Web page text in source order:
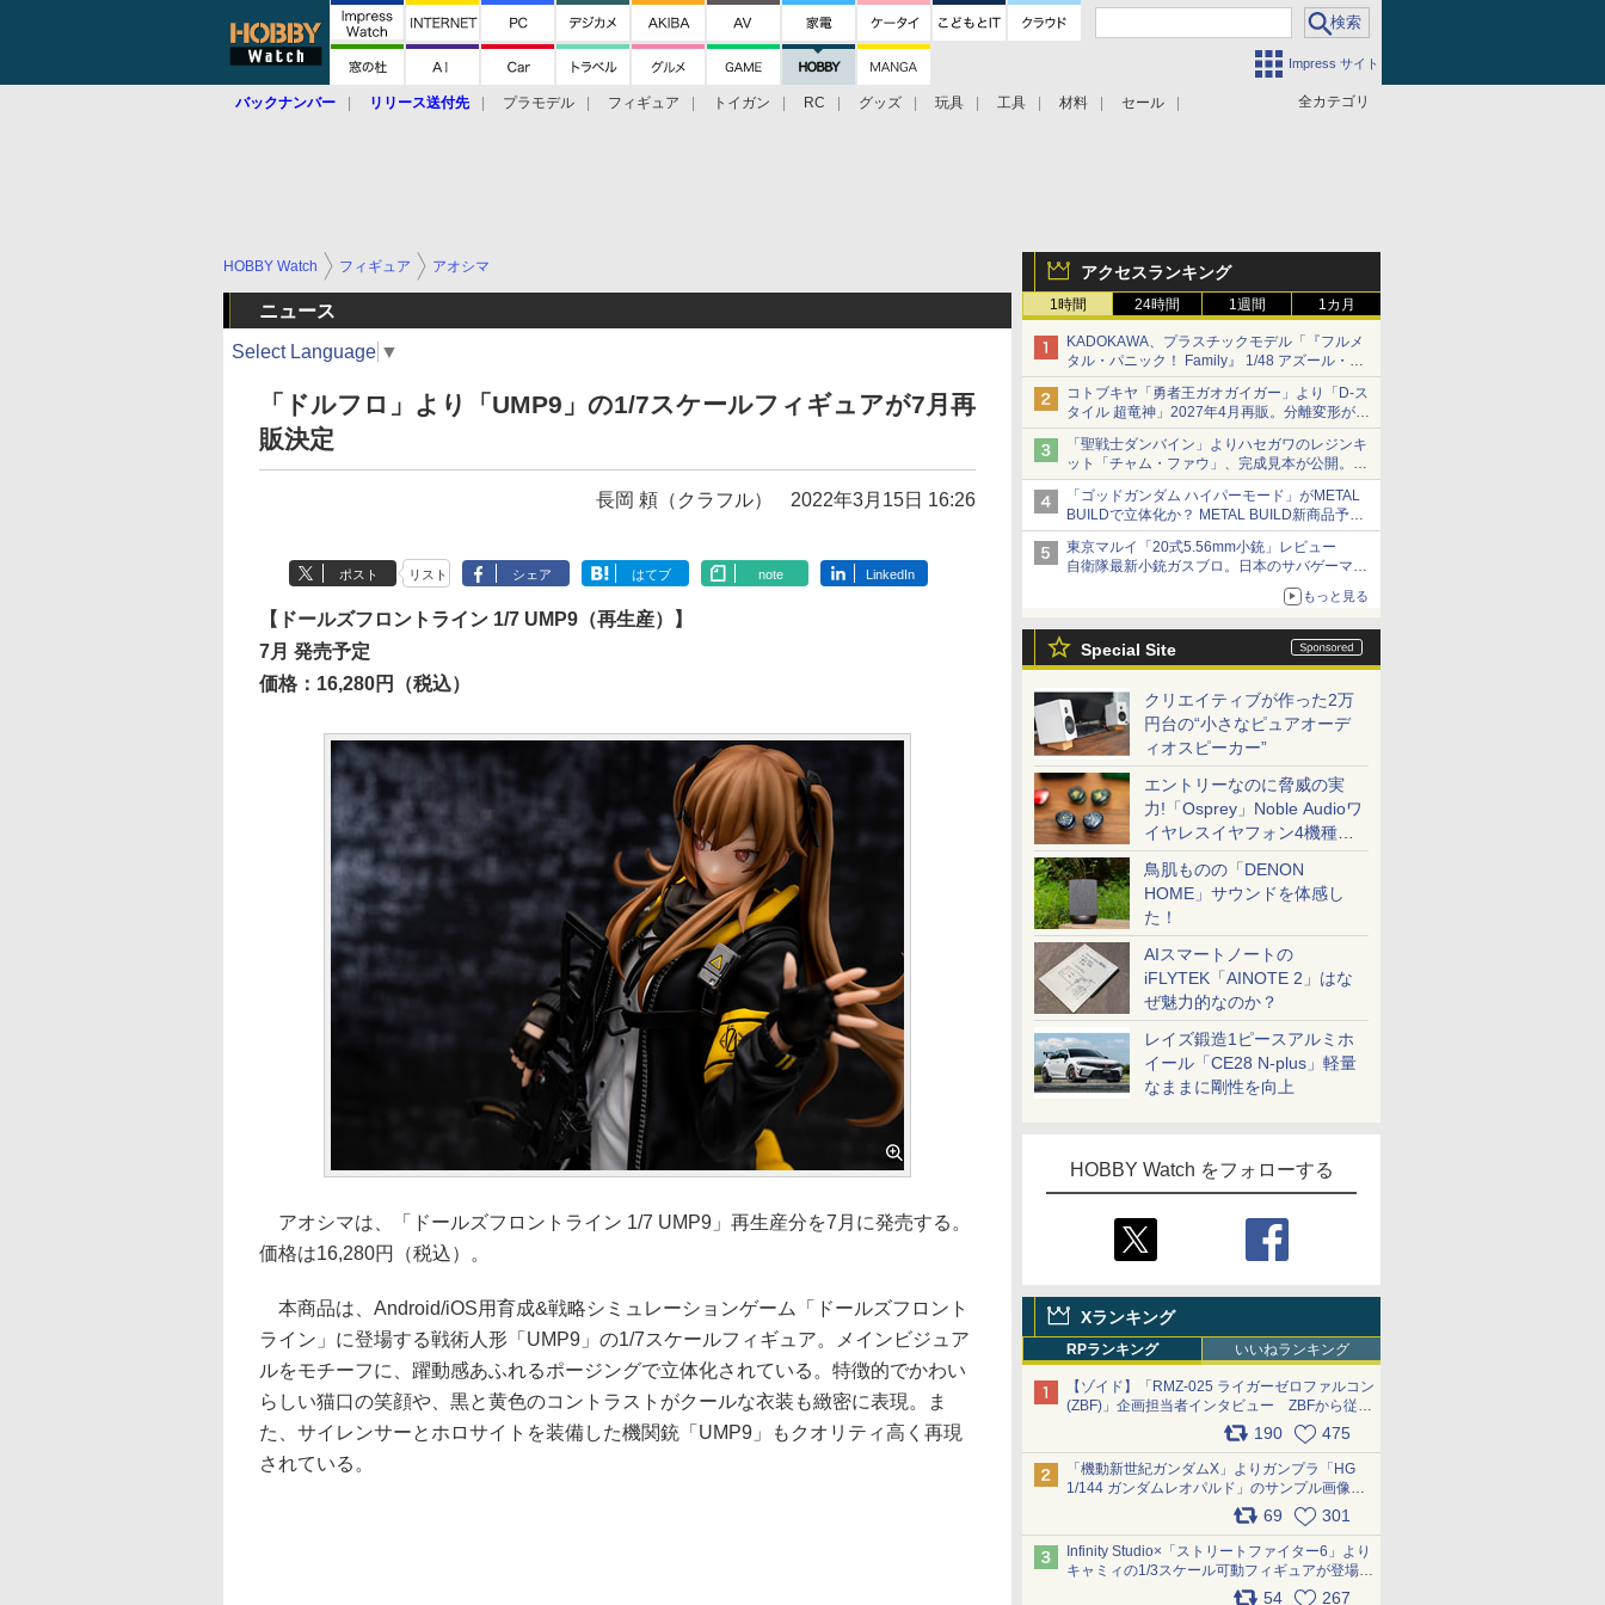
Impress サイト
全カテゴリ
バックナンバー リリース送付先 プラモデル フィギュア トイガン RC グッズ 玩具 工具 材料 セール
アクセスランキング
1時間 24時間 1週間 1カ月
KADOKAWA、プラスチックモデル「『フルメ
タル・パニック！ Family』 1/48 アズール・レ
イヴン」の発売延期を発表
8月から9月に延期
コトブキヤ「勇者王ガオガイガー」より「D-ス
タイル 超竜神」2027年4月再販。分離変形が可
能
「聖戦士ダンバイン」よりハセガワのレジンキ
ット「チャム・ファウ」、完成見本が公開。9
月3日頃発売予定
「ゴッドガンダム ハイパーモード」がMETAL
BUILDで立体化か？ METAL BUILD新商品予告
が公開
東京マルイ「20式5.56mm小銃」レビュー
自衛隊最新小銃ガスブロ。日本のサバゲーマー
もっと見る
Special Site
クリエイティブが作った2万
円台の“小さなピュアオーデ
ィオスピーカー”
エントリーなのに脅威の実
力!「Osprey」Noble Audioワ
イヤレスイヤフォン4機種を
一気に聴く
鳥肌ものの「DENON
HOME」サウンドを体感し
た！
AIスマートノートの
iFLYTEK「AINOTE 2」はな
ぜ魅力的なのか？
レイズ鍛造1ピースアルミホ
イール「CE28 N-plus」軽量
なままに剛性を向上
HOBBY Watch をフォローする
Xランキング
RPランキング いいねランキング
【ゾイド】「RMZ-025 ライガーゼロファルコン
(ZBF)」企画担当者インタビュー ZBFから従来
デザインまで再現可能なボリューム満点のキッ
ト pic.x.com/6zOqQAQKkX
190 475
「機動新世紀ガンダムX」よりガンプラ「HG
1/144 ガンダムレオパルド」のサンプル画像が
69 301
Infinity Studio×「ストリートファイター6」より
キャミィの1/3スケール可動フィギュアが登場
54 267
HOBBY Watch フィギュア アオシマ
ニュース
Select Language ▼
「ドルフロ」より「UMP9」の1/7スケールフィギュアが7月再
販決定
長岡 頼（クラフル） 2022年3月15日 16:26
ポスト リスト シェア はてブ note LinkedIn
【ドールズフロントライン 1/7 UMP9（再生産）】
7月 発売予定
価格：16,280円（税込）
アオシマは、「ドールズフロントライン 1/7 UMP9」再生産分を7月に発売する。
価格は16,280円（税込）。
本商品は、Android/iOS用育成&戦略シミュレーションゲーム「ドールズフロント
ライン」に登場する戦術人形「UMP9」の1/7スケールフィギュア。メインビジュア
ルをモチーフに、躍動感あふれるポージングで立体化されている。特徴的でかわい
らしい猫口の笑顔や、黒と黄色のコントラストがクールな衣装も緻密に表現。ま
た、サイレンサーとホロサイトを装備した機関銃「UMP9」もクオリティ高く再現
されている。